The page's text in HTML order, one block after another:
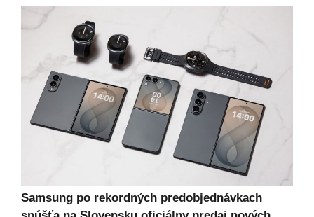
Samsung po rekordných predobjednávkach